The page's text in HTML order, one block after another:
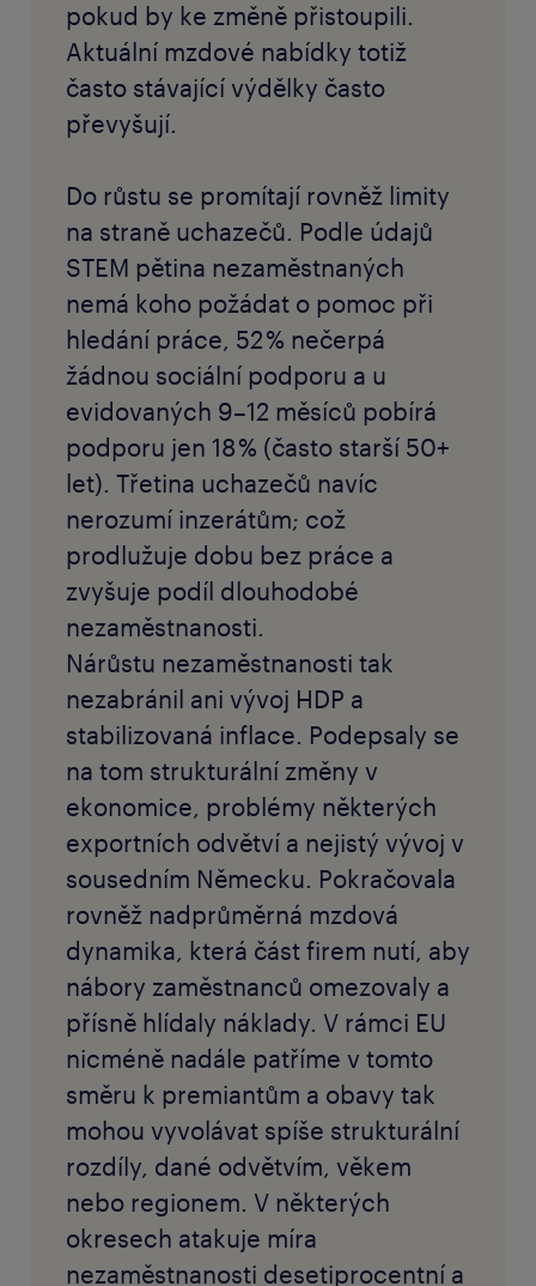
pokud by ke změně přistoupili.
Aktuální mzdové nabídky totiž
často stávající výdělky často
převyšují.
Do růstu se promítají rovněž limity
na straně uchazečů. Podle údajů
STEM pětina nezaměstnaných
nemá koho požádat o pomoc při
hledání práce, 52 % nečerpá
žádnou sociální podporu a u
evidovaných 9–12 měsíců pobírá
podporu jen 18 % (často starší 50+
let). Třetina uchazečů navíc
nerozumí inzerátům; což
prodlužuje dobu bez práce a
zvyšuje podíl dlouhodobé
nezaměstnanosti.
Nárůstu nezaměstnanosti tak
nezabránil ani vývoj HDP a
stabilizovaná inflace. Podepsaly se
na tom strukturální změny v
ekonomice, problémy některých
exportních odvětví a nejistý vývoj v
sousedním Německu. Pokračovala
rovněž nadprůměrná mzdová
dynamika, která část firem nutí, aby
nábory zaměstnanců omezovaly a
přísně hlídaly náklady. V rámci EU
nicméně nadále patříme v tomto
směru k premiantům a obavy tak
mohou vyvolávat spíše strukturální
rozdíly, dané odvětvím, věkem
nebo regionem. V některých
okresech atakuje míra
nezaměstnanosti desetiprocentní a